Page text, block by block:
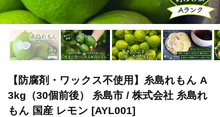
【防腐剤・ワックス不使用】糸島れもん A
3kg（30個前後） 糸島市 / 株式会社 糸島れ
もん 国産 レモン [AYL001]